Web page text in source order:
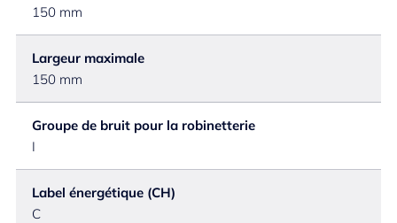
150 mm
Largeur maximale
150 mm
Groupe de bruit pour la robinetterie
I
Label énergétique (CH)
C